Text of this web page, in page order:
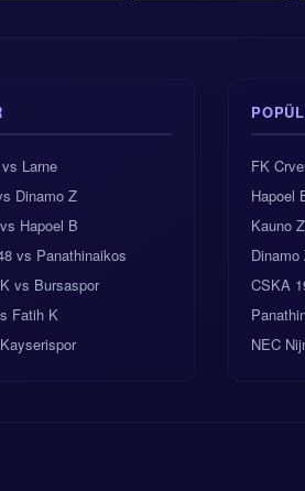
Larne
Dinamo Z
Hapoel B
vs Panathinaikos
vs Bursaspor
Fatih K
FK
Hapoel
Kauno
Dinamo
CSKA
NEC